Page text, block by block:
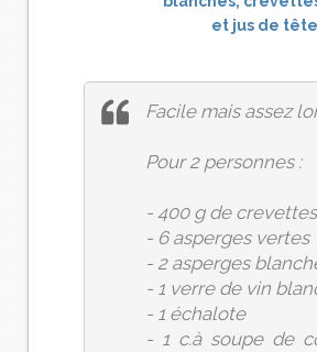
Facile mais assez
Pour 2 personnes :
- 400 g de
- 6 asperges vertes
- 2 asperges
- 1 verre de vin
- 1 échalote
- 1 c.à soupe de